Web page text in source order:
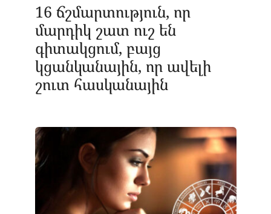
16 ճշմարտություն, որ
մարդիկ շատ ուշ են
գիտակցում, բայց
կցանկանային, որ ավելի
շուտ հասկանային